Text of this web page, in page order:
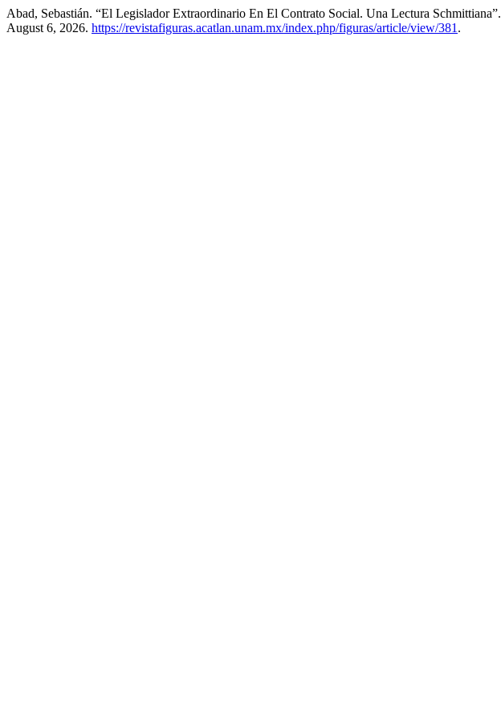
Abad, Sebastián. “El Legislador Extraordinario En El Contrato Social. Una Lectura Schmittiana”.
August 6, 2026. https://revistafiguras.acatlan.unam.mx/index.php/figuras/article/view/381 .